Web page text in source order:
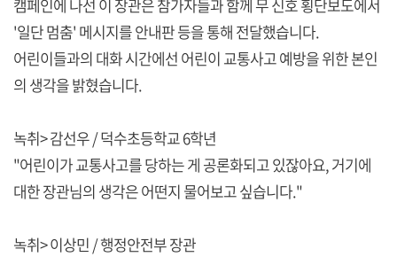
캠페인에 나선 이 장관은 참가자들과 함께 무 신호 횡단보도에서
'일단 멈춤' 메시지를 안내판 등을 통해 전달했습니다.
어린이들과의 대화 시간에선 어린이 교통사고 예방을 위한 본인
의 생각을 밝혔습니다.
녹취> 감선우 / 덕수초등학교 6학년
"어린이가 교통사고를 당하는 게 공론화되고 있잖아요, 거기에
대한 장관님의 생각은 어떤지 물어보고 싶습니다."
녹취> 이상민 / 행정안전부 장관